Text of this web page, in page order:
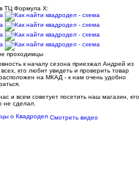
ТЦ Формула Х:
к началу сезона приезжал Андрей из
кто любит увидеть и проверить товар
на МКАД - к нам очень удобно
и всем советует посетить наш магазин, кто
не сделал.
Смотреть видео